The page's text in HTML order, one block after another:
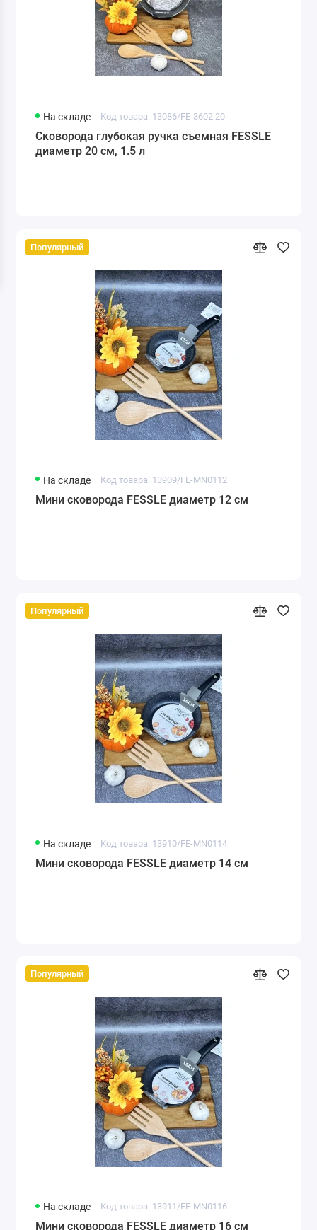
На складе Код товара: 13086/FE-3602.20
Сковорода глубокая ручка съемная FESSLE
диаметр 20 см, 1.5 л
Популярный
На складе Код товара: 13909/FE-MN0112
Мини сковорода FESSLE диаметр 12 см
Популярный
На складе Код товара: 13910/FE-MN0114
Мини сковорода FESSLE диаметр 14 см
Популярный
На складе Код товара: 13911/FE-MN0116
Мини сковорода FESSLE диаметр 16 см